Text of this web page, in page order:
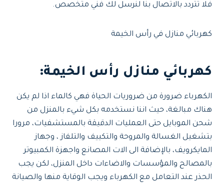
فلا تتردد بالاتصال بنا لنرسل لك فني متخصص.
كهربائي منازل في رأس الخيمة
كهربائي منازل رأس الخيمة:
الكهرباء ضرورة من ضروريات الحياة فهي كالماء اذا لم يكن
هناك مبالغة، حيث اننا نستخدمه بكل شيء بالمنزل من
شحن الموبايل حتى العمليات الدقيقة بالمستشفيات، مرورا
بتشغيل الغسالة والمروحة والتكييف والتلفاز ، وجهاز
المايكرويف، بالإضافة الى الات المصانع واجهزة الكمبيوتر
بالمصالح والمؤسسات والاضاءات داخل المنزل، لكن يجب
الحذر عند التعامل مع الكهرباء ويجب الوقاية منها والصيانة